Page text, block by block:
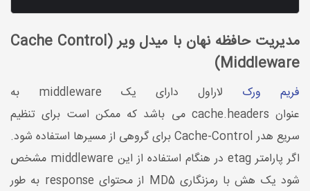
مدیریت حافظه نهان با میدل ویر (Cache Control
Middleware)
فریم ورک
لاراول دارای یک middleware به
عنوان cache.headers می باشد که ممکن است برای تنظیم
سریع هدر Cache-Control برای گروهی از مسیرها استفاده شود.
اگر پارامتر etag در هنگام استفاده از این middleware مشخص
شود یک هش با رمزنگاری MD5 از محتوای response به طور